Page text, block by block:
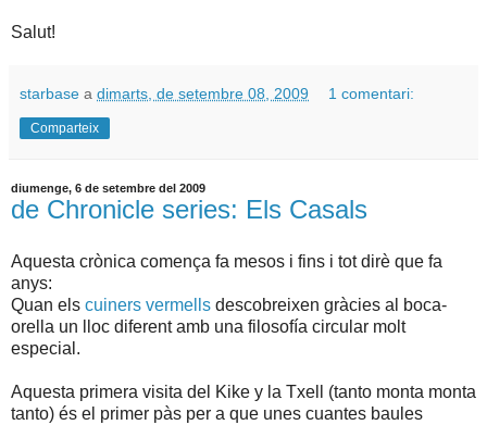
Salut!
starbase a dimarts, de setembre 08, 2009 1 comentari:
Comparteix
diumenge, 6 de setembre del 2009
de Chronicle series: Els Casals
Aquesta crònica comença fa mesos i fins i tot dirè que fa
anys:
Quan els cuiners vermells descobreixen gràcies al boca-
orella un lloc diferent amb una filosofía circular molt
especial.
Aquesta primera visita del Kike y la Txell (tanto monta monta
tanto) és el primer pàs per a que unes cuantes baules